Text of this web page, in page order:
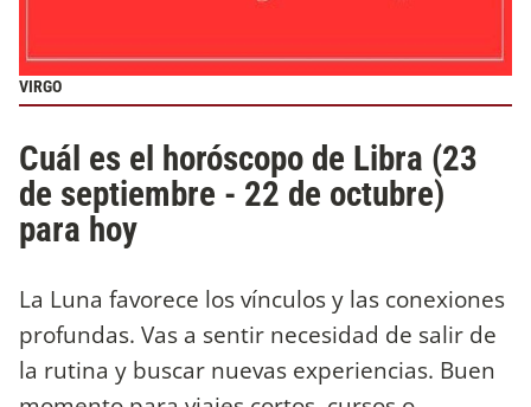
VIRGO
Cuál es el horóscopo de Libra (23
de septiembre - 22 de octubre)
para hoy
La Luna favorece los vínculos y las conexiones
profundas. Vas a sentir necesidad de salir de
la rutina y buscar nuevas experiencias. Buen